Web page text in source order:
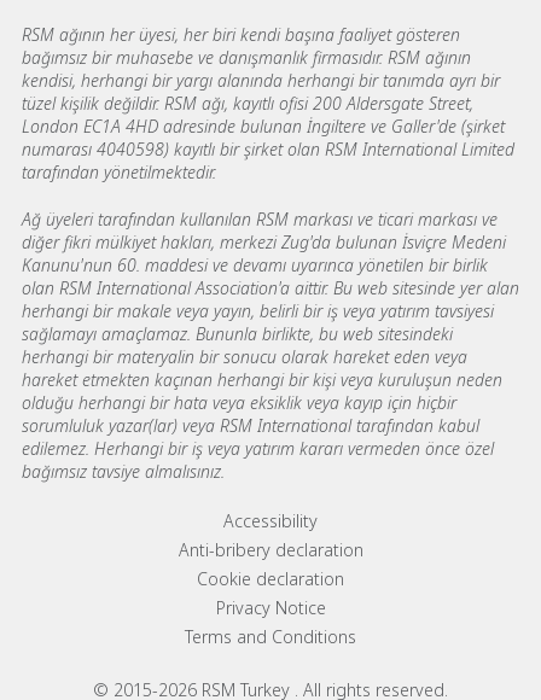
RSM ağının her üyesi, her biri kendi başına faaliyet gösteren
bağımsız bir muhasebe ve danışmanlık firmasıdır. RSM ağının
kendisi, herhangi bir yargı alanında herhangi bir tanımda ayrı bir
tüzel kişilik değildir. RSM ağı, kayıtlı ofisi 200 Aldersgate Street,
London EC1A 4HD adresinde bulunan İngiltere ve Galler'de (şirket
numarası 4040598) kayıtlı bir şirket olan RSM International Limited
tarafından yönetilmektedir.
Ağ üyeleri tarafından kullanılan RSM markası ve ticari markası ve
diğer fikri mülkiyet hakları, merkezi Zug'da bulunan İsviçre Medeni
Kanunu'nun 60. maddesi ve devamı uyarınca yönetilen bir birlik
olan RSM International Association'a aittir. Bu web sitesinde yer alan
herhangi bir makale veya yayın, belirli bir iş veya yatırım tavsiyesi
sağlamayı amaçlamaz. Bununla birlikte, bu web sitesindeki
herhangi bir materyalin bir sonucu olarak hareket eden veya
hareket etmekten kaçınan herhangi bir kişi veya kuruluşun neden
olduğu herhangi bir hata veya eksiklik veya kayıp için hiçbir
sorumluluk yazar(lar) veya RSM International tarafından kabul
edilemez. Herhangi bir iş veya yatırım kararı vermeden önce özel
bağımsız tavsiye almalısınız.
© 2015-2026 RSM Turkey . All rights reserved.
Footer menu linksAccessibility
Anti-bribery declaration
Cookie declaration
Privacy Notice
Terms and Conditions